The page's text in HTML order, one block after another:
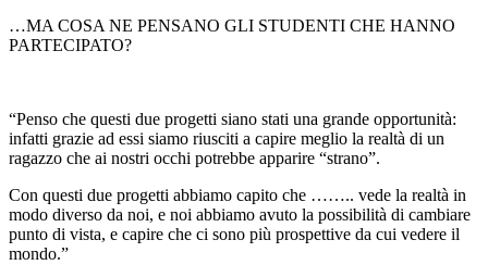
…MA COSA NE PENSANO GLI STUDENTI CHE HANNO
PARTECIPATO?
“Penso che questi due progetti siano stati una grande opportunità:
infatti grazie ad essi siamo riusciti a capire meglio la realtà di un
ragazzo che ai nostri occhi potrebbe apparire “strano”.
Con questi due progetti abbiamo capito che …….. vede la realtà in
modo diverso da noi, e noi abbiamo avuto la possibilità di cambiare
punto di vista, e capire che ci sono più prospettive da cui vedere il
mondo.”